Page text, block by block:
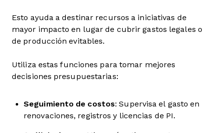
Esto ayuda a destinar recursos a iniciativas de
mayor impacto en lugar de cubrir gastos legales o
de producción evitables.
Utiliza estas funciones para tomar mejores
decisiones presupuestarias:
Seguimiento de costos: Supervisa el gasto en
renovaciones, registros y licencias de PI.